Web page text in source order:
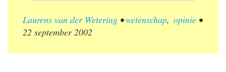
Laurens van der Wetering •wetenschap, opinie•
22 september 2002